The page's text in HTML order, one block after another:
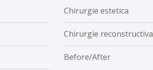
Chirurgie estetica
Chirurgie reconstructiva
Before/After